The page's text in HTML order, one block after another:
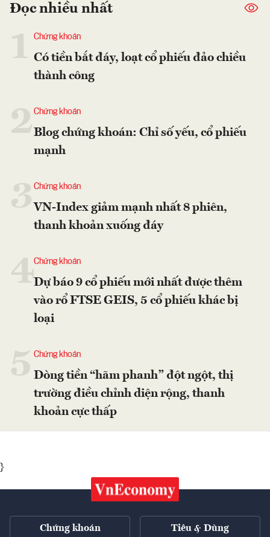
Đọc nhiều nhất
Chứng khoán
Có tiền bắt đáy, loạt cổ phiếu đảo chiều
thành công
2Chứng khoán
Blog chứng khoán: Chỉ số yếu, cổ phiếu
mạnh
Chứng khoán
VN-Index giảm mạnh nhất 8 phiên,
thanh khoản xuống đáy
4Chứng khoán
Dự báo 9 cổ phiếu mới nhất được thêm
vào rổ FTSE GEIS, 5 cổ phiếu khác bị
loại
Chứng khoán
Dòng tiền “hãm phanh” đột ngột, thị
trường điều chỉnh diện rộng, thanh
khoản cực thấp
}
Chứng khoán Tiêu & Dùng